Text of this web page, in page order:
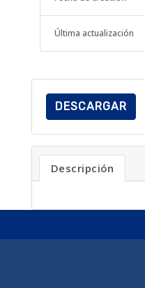
Última actualización
DESCARGAR
Descripción